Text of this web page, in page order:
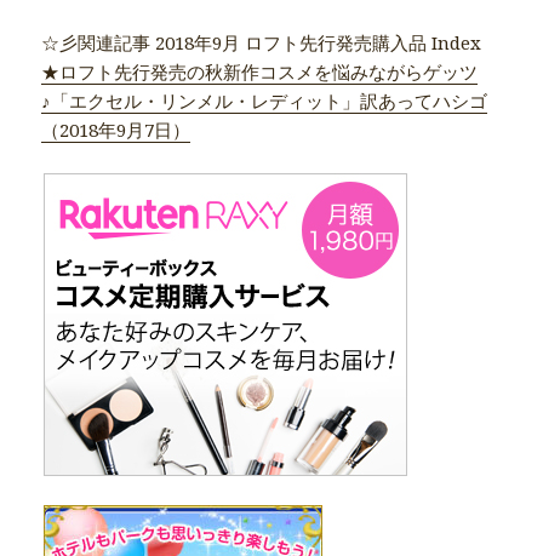
☆彡関連記事 2018年9月 ロフト先行発売購入品 Index
★ロフト先行発売の秋新作コスメを悩みながらゲッツ
♪「エクセル・リンメル・レディット」訳あってハシゴ
（2018年9月7日）